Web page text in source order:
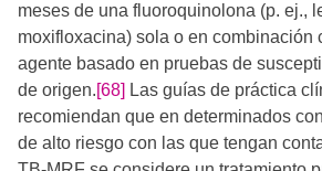
meses de una fluoroquinolona (p. ej.,
moxifloxacina) sola o en combinación
agente basado en pruebas de
de origen.[68] Las guías de práctica
recomiendan que en determinados
de alto riesgo con las que tengan